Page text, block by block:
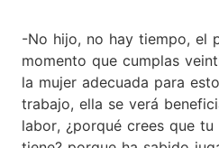
-No hijo, no hay tiempo, el
momento que cumplas
la mujer adecuada para
trabajo, ella se verá
labor, ¿porqué crees que